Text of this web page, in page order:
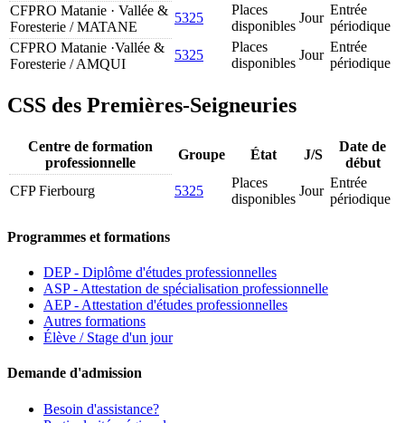
CFPRO Matanie · Vallée &
Foresterie / MATANE
5325
Places
disponibles
Jour
Entrée
périodique
CFPRO Matanie ·Vallée &
Foresterie / AMQUI
5325
Places
disponibles
Jour
Entrée
périodique
CSS des Premières-Seigneuries
Centre de formation
professionnelle
Groupe État J/S
Date de
début
CFP Fierbourg
5325
Places
disponibles
Jour
Entrée
périodique
Programmes et formations
DEP - Diplôme d'études professionnelles
ASP - Attestation de spécialisation professionnelle
AEP - Attestation d'études professionnelles
Autres formations
Élève / Stage d'un jour
Demande d'admission
Besoin d'assistance?